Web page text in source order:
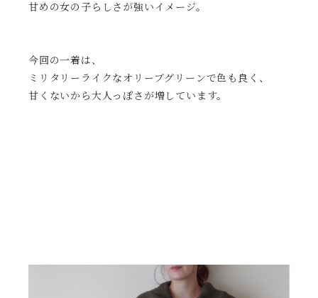
甘めの女の子らしさが強いイメージ。
今回の一着は、
ミリタリーライクなオリーブグリーンで色も良く、
甘くないから大人っぽさが増しています。